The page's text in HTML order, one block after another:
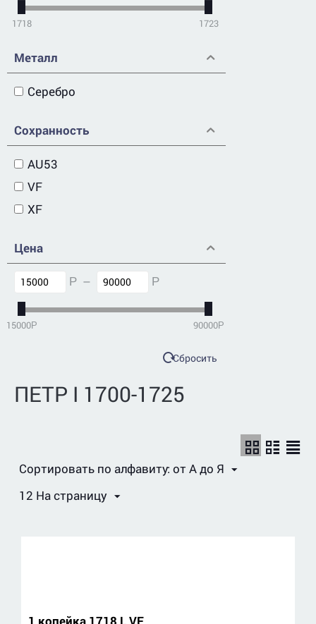
1718 1723
Металл
Серебро
Сохранность
AU53
VF
XF
Цена
Р – Р
15000Р 90000Р
Сбросить
ПЕТР I 1700-1725
Сортировать по алфавиту: от А до Я
12 На страницу
1 копейка 1718 L VF